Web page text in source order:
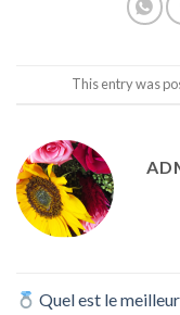
This entry was
Quel est le